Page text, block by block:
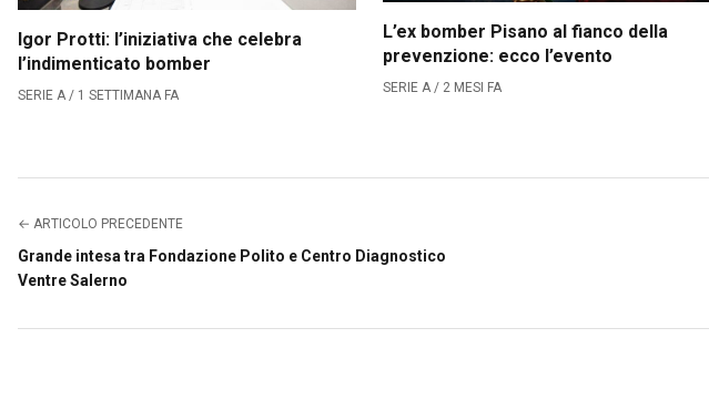
Igor Protti: l’iniziativa che celebra
l’indimenticato bomber
SERIE A / 1 SETTIMANA FA
L’ex bomber Pisano al fianco della
prevenzione: ecco l’evento
SERIE A / 2 MESI FA
← ARTICOLO PRECEDENTE
Grande intesa tra Fondazione Polito e Centro Diagnostico
Ventre Salerno